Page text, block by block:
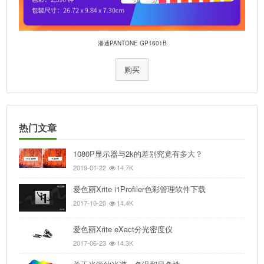
潘通PANTONE GP1601B
购买
热门文章
1080P显示器与2k的差别究竟有多大？
2019-01-22 14.7K
爱色丽Xrite i1Profiler色彩管理软件下载
2017-10-20 14.4K
爱色丽Xrite eXact分光密度仪
2017-06-23 14.3K